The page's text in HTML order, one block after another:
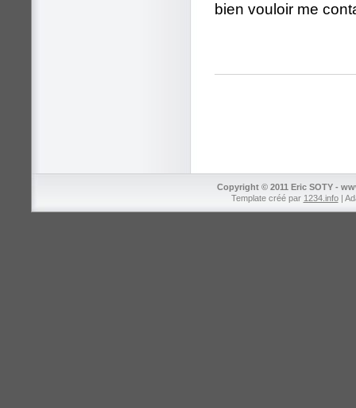
bien vouloir me
Copyright © 2011 Eric SOTY -
Template créé par 1234.info|